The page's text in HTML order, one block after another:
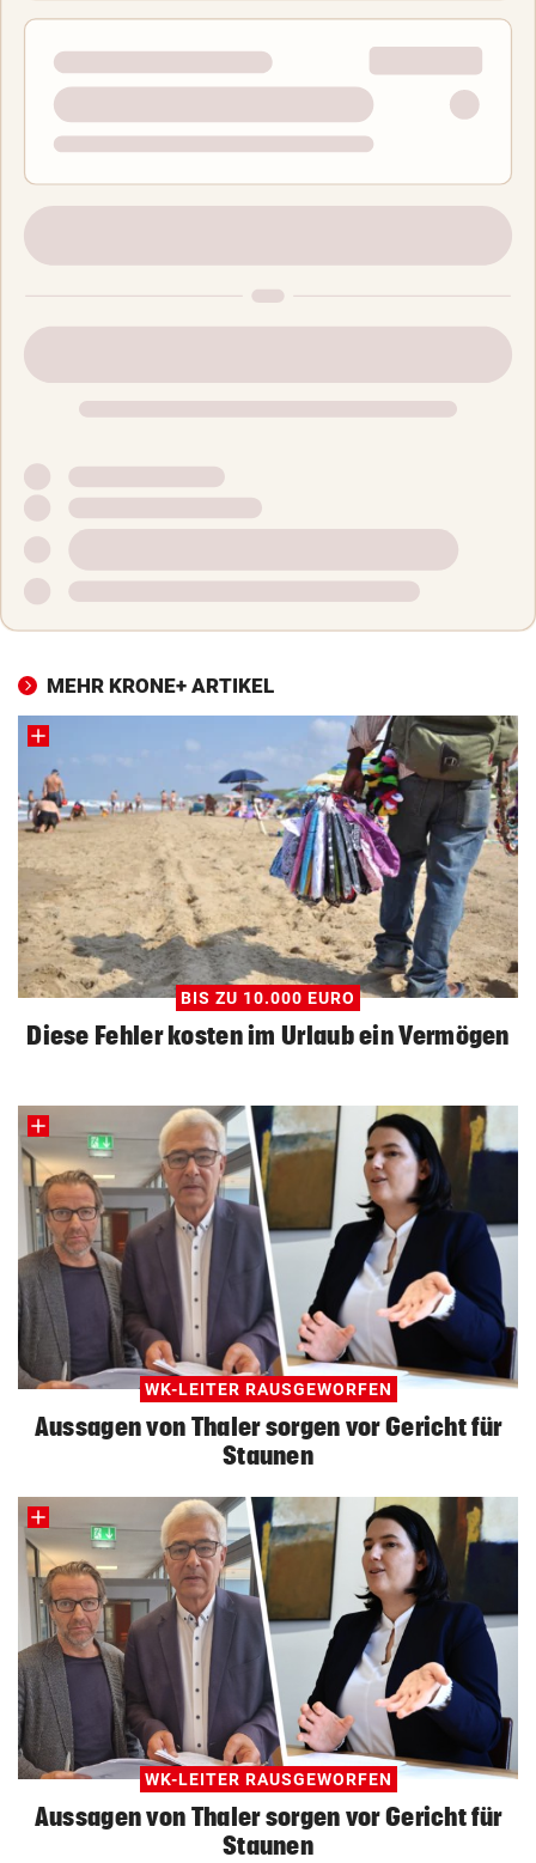
MEHR KRONE+ ARTIKEL
BIS ZU 10.000 EURO
Diese Fehler kosten im Urlaub ein Vermögen
WK-LEITER RAUSGEWORFEN
Aussagen von Thaler sorgen vor Gericht für
Staunen
WK-LEITER RAUSGEWORFEN
Aussagen von Thaler sorgen vor Gericht für
Staunen